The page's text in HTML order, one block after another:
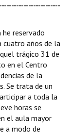
he reservado
cuatro años de la
trágico 31 de
en el Centro
de la
Se trata de un
a toda la
horas se
el aula mayor
a modo de